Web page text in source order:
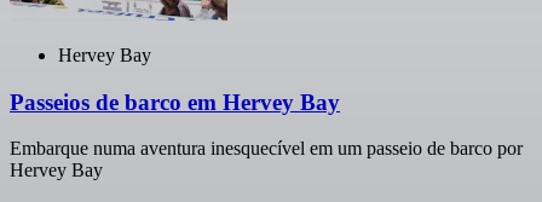
Hervey Bay
Passeios de barco em Hervey Bay
Embarque numa aventura inesquecível em um passeio de barco por
Hervey Bay